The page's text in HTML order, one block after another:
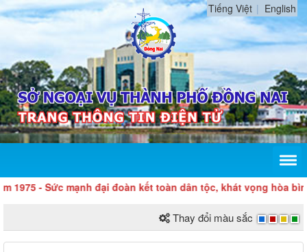
Tiếng Việt English
- Sức mạnh đại đoàn kết toàn dân tộc, khát vọng hòa bình,
Thay đổi màu sắc